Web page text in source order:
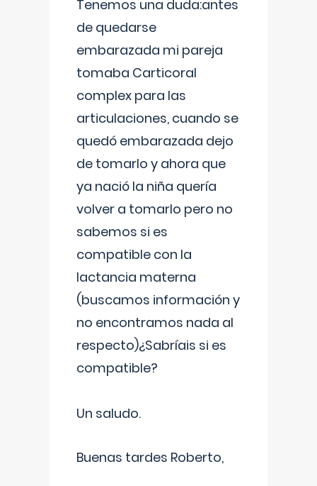
Tenemos una duda:antes
de quedarse
embarazada mi pareja
tomaba Carticoral
complex para las
articulaciones, cuando se
quedó embarazada dejo
de tomarlo y ahora que
ya nació la niña quería
volver a tomarlo pero no
sabemos si es
compatible con la
lactancia materna
(buscamos información y
no encontramos nada al
respecto)¿Sabríais si es
compatible?
Un saludo.
Buenas tardes Roberto,